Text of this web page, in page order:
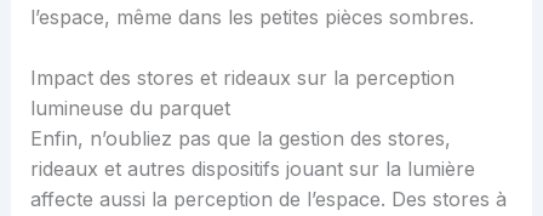
l’espace, même dans les petites pièces sombres.
Impact des stores et rideaux sur la perception
lumineuse du parquet
Enfin, n’oubliez pas que la gestion des stores,
rideaux et autres dispositifs jouant sur la lumière
affecte aussi la perception de l’espace. Des stores à